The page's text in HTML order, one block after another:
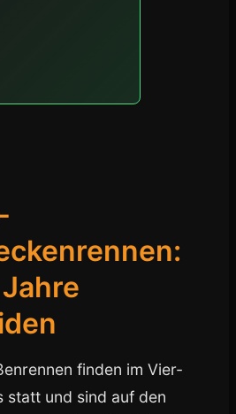
finden im Vier-
statt und sind auf den